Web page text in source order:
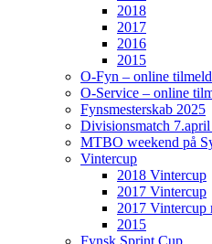
2018
2017
2016
2015
O-Fyn – online
O-Service – online
Fynsmesterskab 2025
Divisionsmatch
MTBO weekend på
Vintercup
2018 Vintercup
2017 Vintercup
2017 Vintercup
2015
Fynsk Sprint Cup